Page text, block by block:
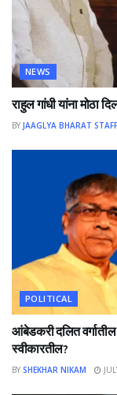
NEWS
राहुल गांधी यांना मोठा
BY JAAGLYA BHARAT STAFF
POLITICAL
आंबेडकरी दलित
स्वीकारतील?
BY SHEKHAR NIKAM